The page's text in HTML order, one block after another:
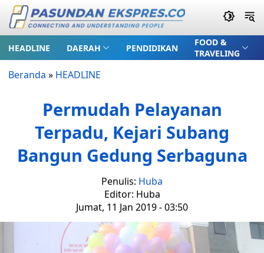
HEADLINE DAERAH PENDIDIKAN
FOOD &
TRAVELING
Beranda » HEADLINE
Permudah Pelayanan
Terpadu, Kejari Subang
Bangun Gedung Serbaguna
Penulis: Huba
Editor: Huba
Jumat, 11 Jan 2019 - 03:50